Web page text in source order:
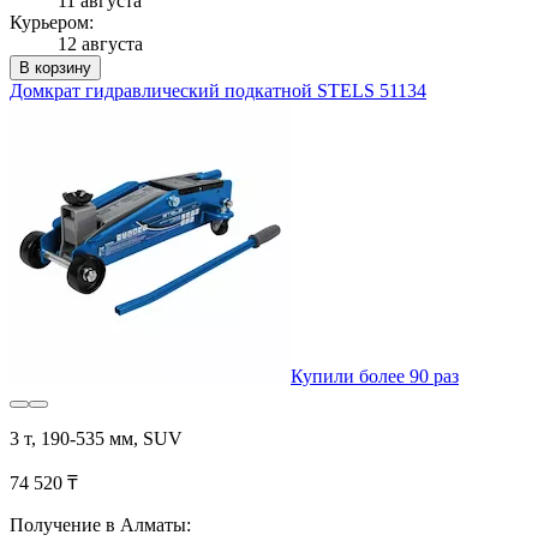
Курьером:
12 августа
В корзину
Домкрат гидравлический подкатной STELS 51134
Купили более 90 раз
3 т, 190-535 мм, SUV
74 520 ₸
Получение в Алматы: